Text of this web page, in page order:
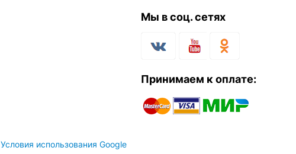
Мы в соц. сетях
Принимаем к оплате:
Условия использования Google